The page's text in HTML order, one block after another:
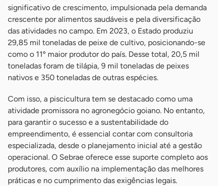
significativo de crescimento, impulsionada pela demanda
crescente por alimentos saudáveis e pela diversificação
das atividades no campo. Em 2023, o Estado produziu
29,85 mil toneladas de peixe de cultivo, posicionando-se
como o 11º maior produtor do país. Desse total, 20,5 mil
toneladas foram de tilápia, 9 mil toneladas de peixes
nativos e 350 toneladas de outras espécies.
Com isso, a piscicultura tem se destacado como uma
atividade promissora no agronegócio goiano. No entanto,
para garantir o sucesso e a sustentabilidade do
empreendimento, é essencial contar com consultoria
especializada, desde o planejamento inicial até a gestão
operacional. O Sebrae oferece esse suporte completo aos
produtores, com auxílio na implementação das melhores
práticas e no cumprimento das exigências legais.